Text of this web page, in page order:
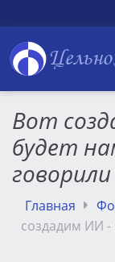
Вот
будет
Главная
создадим ИИ